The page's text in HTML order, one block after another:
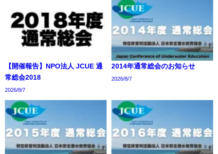
【開催報告】NPO法人 JCUE 通
常総会2018
2026/8/7
2014年通常総会のお知らせ
2026/8/7